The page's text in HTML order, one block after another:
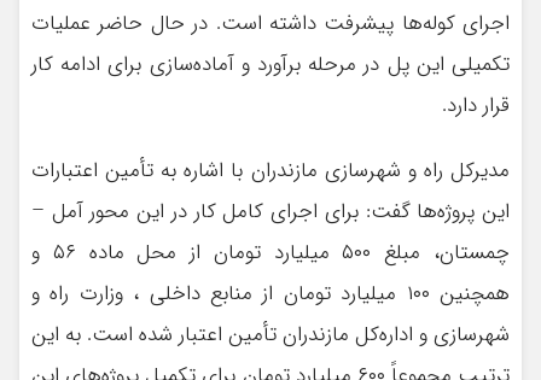
اجرای کوله‌ها پیشرفت داشته است. در حال حاضر عملیات
تکمیلی این پل در مرحله برآورد و آماده‌سازی برای ادامه کار
قرار دارد.
مدیرکل راه و شهرسازی مازندران با اشاره به تأمین اعتبارات
این پروژه‌ها گفت: برای اجرای کامل کار در این محور آمل –
چمستان، مبلغ ۵۰۰ میلیارد تومان از محل ماده ۵۶ و
همچنین ۱۰۰ میلیارد تومان از منابع داخلی ، وزارت راه و
شهرسازی و اداره‌کل مازندران تأمین اعتبار شده است. به این